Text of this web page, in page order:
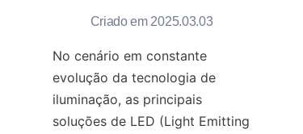
Criado em 2025.03.03
No cenário em constante
evolução da tecnologia de
iluminação, as principais
soluções de LED (Light Emitting